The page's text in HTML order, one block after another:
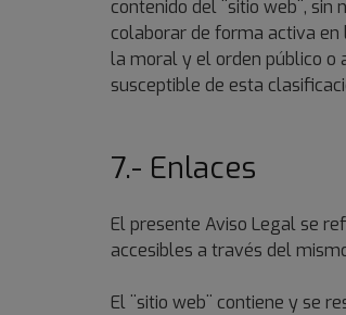
contenido del ¨sitio web¨, sin
colaborar de forma activa en
la moral y el orden público o
susceptible de esta
7.- Enlaces
El presente Aviso Legal se
accesibles a través del
El ¨sitio web¨ contiene y se